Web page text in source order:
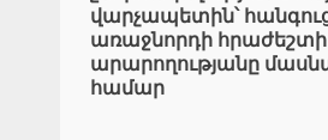
վարչապետին՝
առաջնորդի հրաժեշտի
արարողությանը
համար